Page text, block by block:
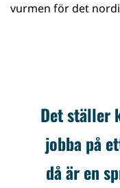
vurmen för det
Det ställer
jobba på
då är en